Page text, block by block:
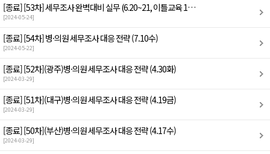
[종료][53차] 세무조사 완벽대비 실무 (6.20~21, 이틀교육 1…
[2024-05-24]
[종료][54차] 병·의원 세무조사 대응 전략 (7.10수)
[2024-05-22]
[종료][52차](광주)병·의원 세무조사 대응 전략 (4.30화)
[2024-03-29]
[종료][51차](대구)병·의원 세무조사 대응 전략 (4.19금)
[2024-03-29]
[종료][50차](부산)병·의원 세무조사 대응 전략 (4.17수)
[2024-03-29]